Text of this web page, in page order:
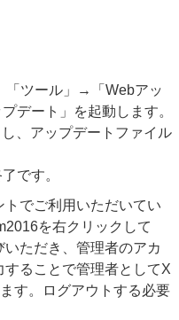
「ツール」→「Webアッ
デート」を起動します。
、アップデートファイル
です。
トでご利用いただいてい
を右クリックして
いただき、管理者のアカ
ることで管理者としてX
す。ログアウトする必要